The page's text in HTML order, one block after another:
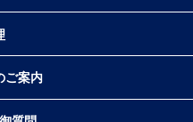
ご案内